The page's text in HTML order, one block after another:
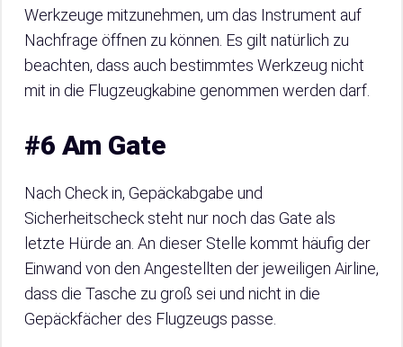
Werkzeuge mitzunehmen, um das Instrument auf
Nachfrage öffnen zu können. Es gilt natürlich zu
beachten, dass auch bestimmtes Werkzeug nicht
mit in die Flugzeugkabine genommen werden darf.
#6 Am Gate
Nach Check in, Gepäckabgabe und
Sicherheitscheck steht nur noch das Gate als
letzte Hürde an. An dieser Stelle kommt häufig der
Einwand von den Angestellten der jeweiligen Airline,
dass die Tasche zu groß sei und nicht in die
Gepäckfächer des Flugzeugs passe.